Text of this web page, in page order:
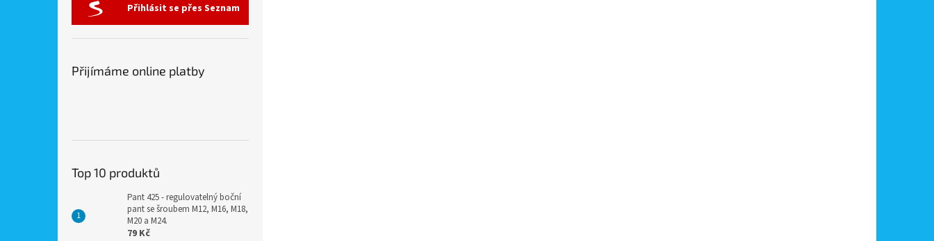
Přihlásit se přes Seznam
Přijímáme online platby
Top 10 produktů
Pant 425 - regulovatelný boční
pant se šroubem M12, M16, M18,
M20 a M24.
79 Kč